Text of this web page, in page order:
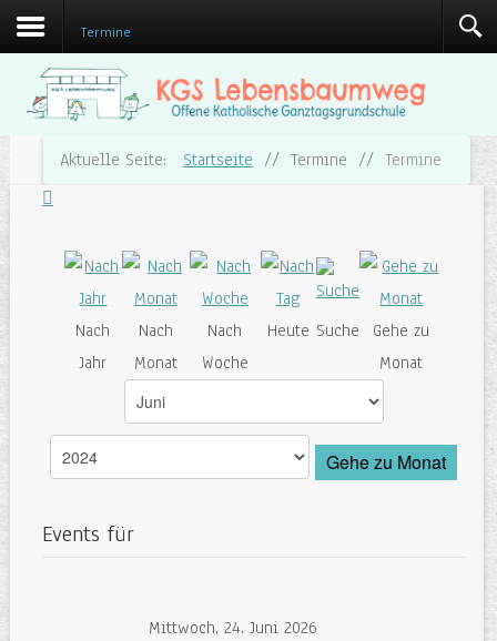
Termine
Aktuelle Seite: Startseite // Termine // Termine
Nach
Jahr
Nach
Monat
Nach
Woche
Heute Suche
Gehe zu
Monat
Gehe zu Monat
Events für
Mittwoch, 24. Juni 2026